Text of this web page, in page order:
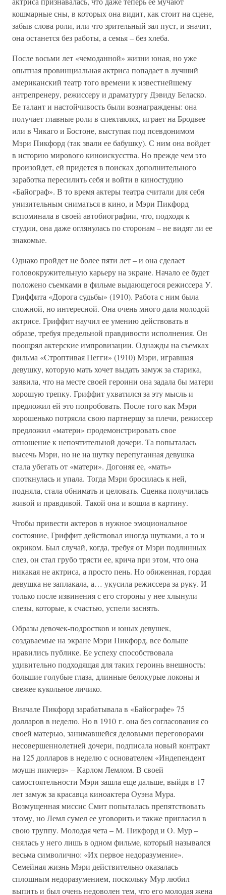
кошмарные сны, в которых она видит, как стоит на сцене,
забыв слова роли, или что зрительный зал пуст, и значит,
она останется без работы, а семья – без хлеба.
После восьми лет «чемоданной» жизни юная, но уже
опытная провинциальная актриса попадает в лучший
американский театр того времени к известнейшему
антрепренеру, режиссеру и драматургу Дэвиду Беласко.
Ее талант и настойчивость были вознаграждены: она
получает главные роли в спектаклях, играет на Бродвее
или в Чикаго и Бостоне, выступая под псевдонимом
Мэри Пикфорд (так звали ее бабушку). С ним она войдет
в историю мирового киноискусства. Но прежде чем это
произойдет, ей придется в поисках дополнительного
заработка пересилить себя и войти в киностудию
«Байограф». В то время актеры театра считали для себя
унизительным сниматься в кино, и Мэри Пикфорд
вспоминала в своей автобиографии, что, подходя к
студии, она даже оглянулась по сторонам – не видят ли ее
знакомые.
Однако пройдет не более пяти лет – и она сделает
головокружительную карьеру на экране. Начало ее будет
положено съемками в фильме выдающегося режиссера У.
Гриффита «Дорога судьбы» (1910). Работа с ним была
сложной, но интересной. Она очень много дала молодой
актрисе. Гриффит научил ее умению действовать в
образе, требуя предельной правдивости исполнения. Он
поощрял актерские импровизации. Однажды на съемках
фильма «Строптивая Пегги» (1910) Мэри, игравшая
девушку, которую мать хочет выдать замуж за старика,
заявила, что на месте своей героини она задала бы матери
хорошую трепку. Гриффит ухватился за эту мысль и
предложил ей это попробовать. После того как Мэри
хорошенько потрясла свою партнершу за плечи, режиссер
предложил «матери» продемонстрировать свое
отношение к непочтительной дочери. Та попыталась
высечь Мэри, но не на шутку перепуганная девушка
стала убегать от «матери». Догоняя ее, «мать»
споткнулась и упала. Тогда Мэри бросилась к ней,
подняла, стала обнимать и целовать. Сценка получилась
живой и правдивой. Такой она и вошла в картину.
Чтобы привести актеров в нужное эмоциональное
состояние, Гриффит действовал иногда шутками, а то и
окриком. Был случай, когда, требуя от Мэри подлинных
слез, он стал грубо трясти ее, крича при этом, что она
никакая не актриса, а просто пень. Но обиженная, гордая
девушка не заплакала, а… укусила режиссера за руку. И
только после извинения с его стороны у нее хлынули
слезы, которые, к счастью, успели заснять.
Образы девочек-подростков и юных девушек,
создаваемые на экране Мэри Пикфорд, все больше
нравились публике. Ее успеху способствовала
удивительно подходящая для таких героинь внешность:
большие голубые глаза, длинные белокурые локоны и
свежее кукольное личико.
Вначале Пикфорд зарабатывала в «Байографе» 75
долларов в неделю. Но в 1910 г. она без согласования со
своей матерью, занимавшейся деловыми переговорами
несовершеннолетней дочери, подписала новый контракт
на 125 долларов в неделю с основателем «Индепендент
моушн пикчерз» – Карлом Лемлом. В своей
самостоятельности Мэри зашла еще дальше, выйдя в 17
лет замуж за красавца киноактера Оуэна Мура.
Возмущенная миссис Смит попыталась препятствовать
этому, но Лемл сумел ее уговорить и также пригласил в
свою труппу. Молодая чета – М. Пикфорд и О. Мур –
снялась у него лишь в одном фильме, который назывался
весьма символично: «Их первое недоразумение».
Семейная жизнь Мэри действительно оказалась
сплошным недоразумением, поскольку Мур любил
выпить и был очень недоволен тем, что его молодая жена